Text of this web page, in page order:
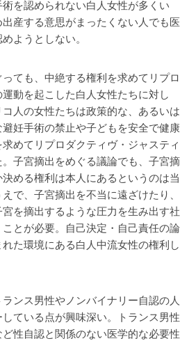
を認められない白人女性が多くい
産する意思がまったくない人でも医
ようとしない。
ても、中絶する権利を求めてリプロ
動を起こした白人女性たちに対し
人の女性たちは政策的な、あるいは
妊手術の禁止や子どもを安全で健康
めてリプロダクティヴ・ジャスティ
子宮摘出をめぐる議論でも、子宮摘
める権利は本人にあるというのは当
で、子宮摘出を不当に遠ざけたり、
を摘出するような圧力を生み出す社
とが必要。自己決定・自己責任の論
た環境にある白人中流女性の権利し
ンス男性やノンバイナリー自認の人
ている点が興味深い。トランス男性
性自認と関係のない医学的な必要性